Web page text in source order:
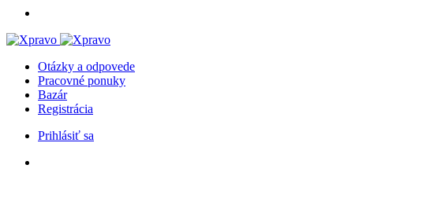
Otázky a odpovede
Pracovné ponuky
Bazár
Registrácia
Prihlásiť sa